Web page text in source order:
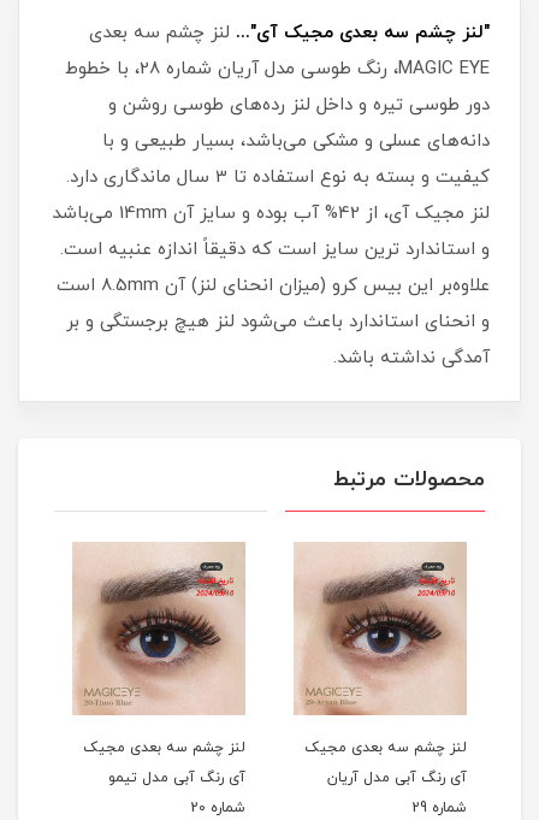
"لنز چشم سه بعدی مجیک آی"... لنز چشم سه بعدی
MAGIC EYE، رنگ طوسی مدل آریان شماره 28، با خطوط
دور طوسی تیره و داخل لنز رده‌های طوسی روشن و
دانه‌های عسلی و مشکی می‌باشد، بسیار طبیعی و با
کیفیت و بسته به نوع استفاده تا 3 سال ماندگاری دارد.
لنز مجیک آی، از 42% آب بوده و سایز آن 14mm می‌باشد
و استاندارد ترین سایز است که دقیقاً اندازه عنبیه است.
علاوه‌بر این بیس کرو (میزان انحنای لنز) آن 8.5mm است
و انحنای استاندارد باعث می‌شود لنز هیچ برجستگی و بر
آمدگی نداشته باشد.
محصولات مرتبط
لنز چشم سه بعدی مجیک
آی رنگ آبی مدل آریان
شماره 29
لنز چشم سه بعدی مجیک
آی رنگ آبی مدل تیمو
شماره 20